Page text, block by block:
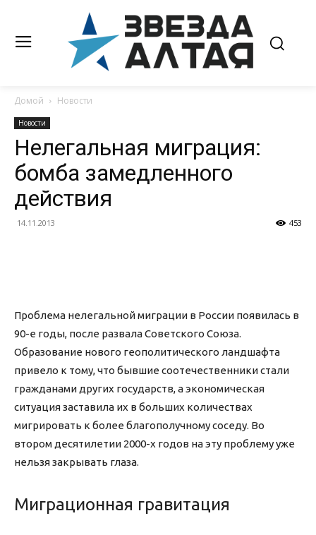
Домой Новости
Новости
Нелегальная миграция:
бомба замедленного
действия
14.11.2013 453
Проблема нелегальной миграции в России появилась в
90-е годы, после развала Советского Союза.
Образование нового геополитического ландшафта
привело к тому, что бывшие соотечественники стали
гражданами других государств, а экономическая
ситуация заставила их в больших количествах
мигрировать к более благополучному соседу. Во
втором десятилетии 2000-х годов на эту проблему уже
нельзя закрывать глаза.
Миграционная гравитация